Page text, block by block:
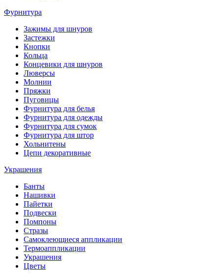
Фурнитура
Зажимы для шнуров
Застежки
Кнопки
Кольца
Концевики для шнуров
Люверсы
Молнии
Пряжки
Пуговицы
Фурнитура для белья
Фурнитура для одежды
Фурнитура для сумок
Фурнитура для штор
Хольнитены
Цепи декоративные
Украшения
Банты
Нашивки
Пайетки
Подвески
Помпоны
Стразы
Самоклеющиеся аппликации
Термоаппликации
Украшения
Цветы